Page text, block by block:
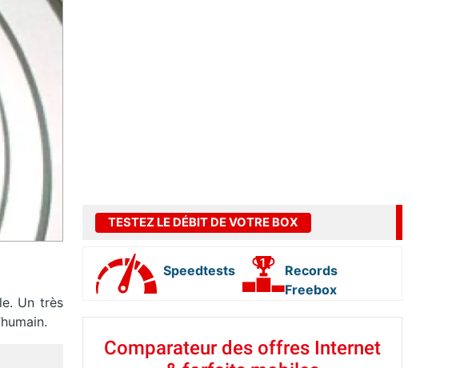
Un très
TESTEZ LE DÉBIT DE VOTRE BOX
Speedtests
Records
Freebox
Comparateur des offres Internet